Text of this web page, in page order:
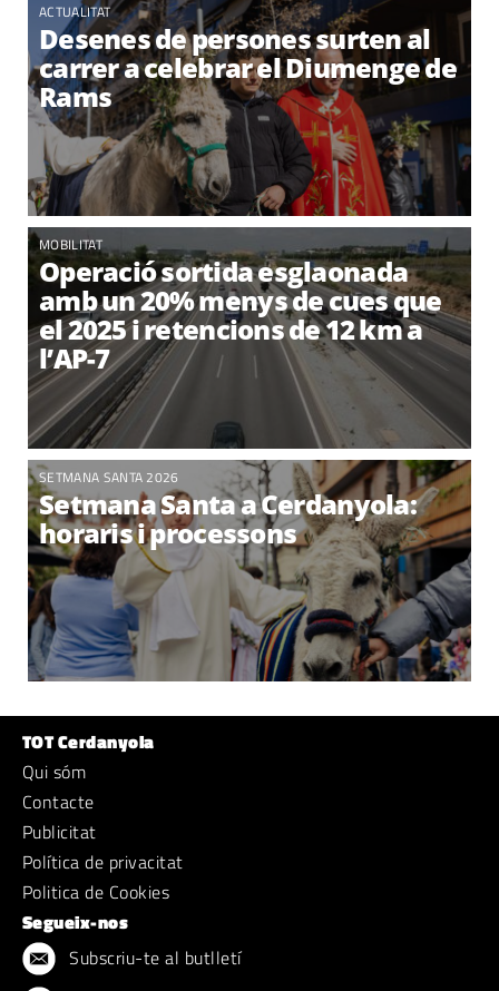
ACTUALITAT
Desenes de persones surten al
carrer a celebrar el Diumenge de
Rams
MOBILITAT
Operació sortida esglaonada
amb un 20% menys de cues que
el 2025 i retencions de 12 km a
l’AP-7
SETMANA SANTA 2026
Setmana Santa a Cerdanyola:
horaris i processons
TOT Cerdanyola
Qui sóm
Contacte
Publicitat
Política de privacitat
Politica de Cookies
Segueix-nos
Subscriu-te al butlletí